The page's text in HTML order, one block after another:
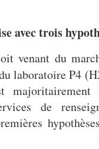
avec trois
venant du
laboratoire P4
de